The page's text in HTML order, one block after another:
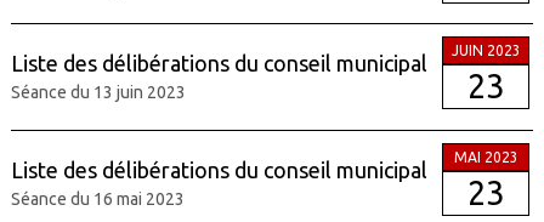
Liste des délibérations du conseil municipal
Séance du 13 juin 2023
JUIN 2023
23
Liste des délibérations du conseil municipal
Séance du 16 mai 2023
MAI 2023
23